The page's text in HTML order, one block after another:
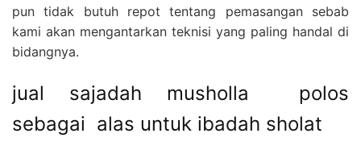
pun tidak butuh repot tentang pemasangan sebab
kami akan mengantarkan teknisi yang paling handal di
bidangnya.
jual sajadah musholla polos
sebagai alas untuk ibadah sholat